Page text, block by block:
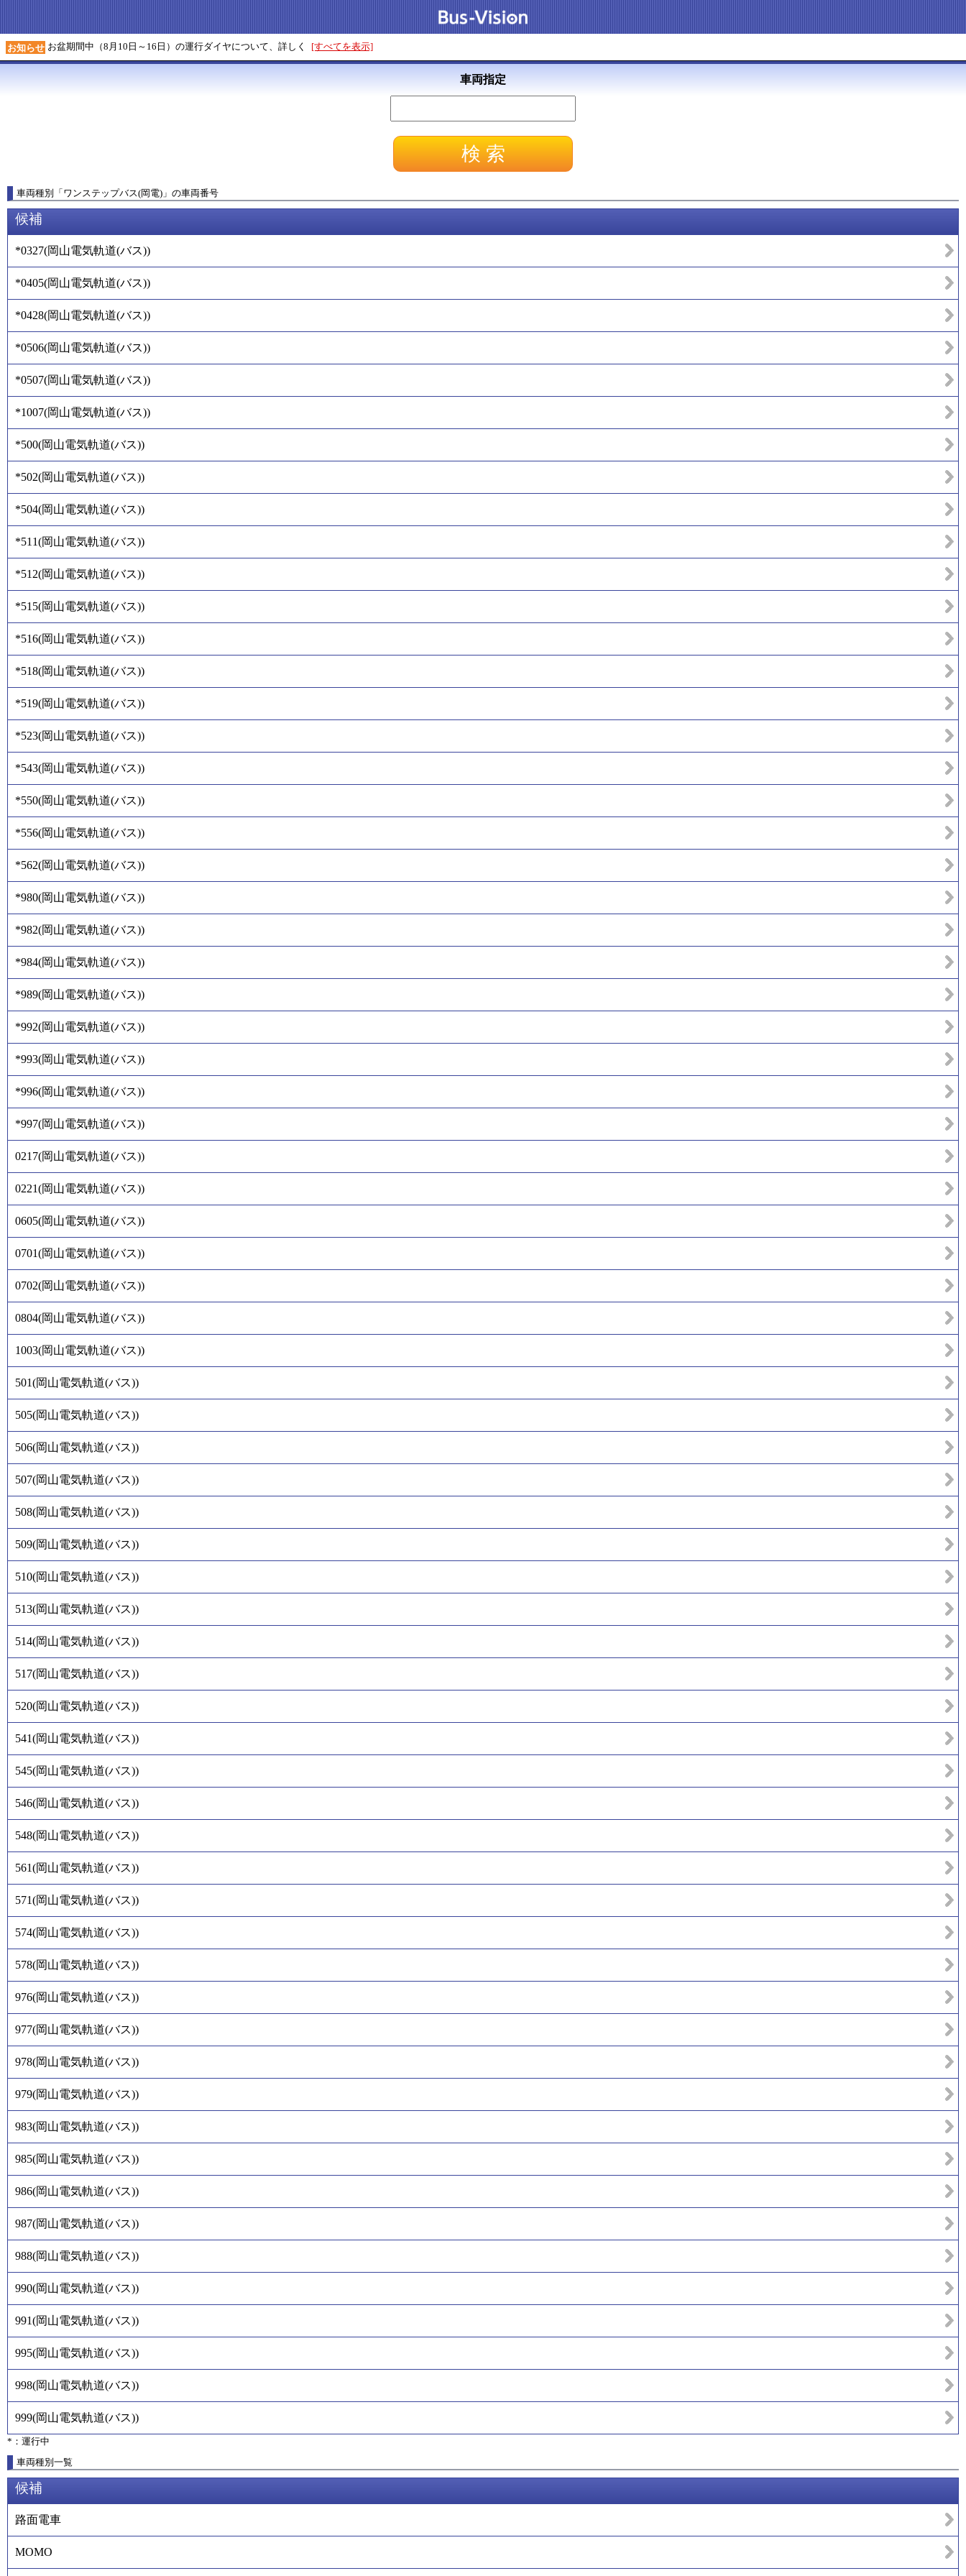
お知らせ お盆期間中（8月10日～16日）の運行ダイヤについて、詳しく [すべてを表示]
車両指定
車両種別 「ワンステップバス(岡電) 」 の車両番号
候補
*0327(岡山電気軌道(バス))
*0405(岡山電気軌道(バス))
*0428(岡山電気軌道(バス))
*0506(岡山電気軌道(バス))
*0507(岡山電気軌道(バス))
*1007(岡山電気軌道(バス))
*500(岡山電気軌道(バス))
*502(岡山電気軌道(バス))
*504(岡山電気軌道(バス))
*511(岡山電気軌道(バス))
*512(岡山電気軌道(バス))
*515(岡山電気軌道(バス))
*516(岡山電気軌道(バス))
*518(岡山電気軌道(バス))
*519(岡山電気軌道(バス))
*523(岡山電気軌道(バス))
*543(岡山電気軌道(バス))
*550(岡山電気軌道(バス))
*556(岡山電気軌道(バス))
*562(岡山電気軌道(バス))
*980(岡山電気軌道(バス))
*982(岡山電気軌道(バス))
*984(岡山電気軌道(バス))
*989(岡山電気軌道(バス))
*992(岡山電気軌道(バス))
*993(岡山電気軌道(バス))
*996(岡山電気軌道(バス))
*997(岡山電気軌道(バス))
0217(岡山電気軌道(バス))
0221(岡山電気軌道(バス))
0605(岡山電気軌道(バス))
0701(岡山電気軌道(バス))
0702(岡山電気軌道(バス))
0804(岡山電気軌道(バス))
1003(岡山電気軌道(バス))
501(岡山電気軌道(バス))
505(岡山電気軌道(バス))
506(岡山電気軌道(バス))
507(岡山電気軌道(バス))
508(岡山電気軌道(バス))
509(岡山電気軌道(バス))
510(岡山電気軌道(バス))
513(岡山電気軌道(バス))
514(岡山電気軌道(バス))
517(岡山電気軌道(バス))
520(岡山電気軌道(バス))
541(岡山電気軌道(バス))
545(岡山電気軌道(バス))
546(岡山電気軌道(バス))
548(岡山電気軌道(バス))
561(岡山電気軌道(バス))
571(岡山電気軌道(バス))
574(岡山電気軌道(バス))
578(岡山電気軌道(バス))
976(岡山電気軌道(バス))
977(岡山電気軌道(バス))
978(岡山電気軌道(バス))
979(岡山電気軌道(バス))
983(岡山電気軌道(バス))
985(岡山電気軌道(バス))
986(岡山電気軌道(バス))
987(岡山電気軌道(バス))
988(岡山電気軌道(バス))
990(岡山電気軌道(バス))
991(岡山電気軌道(バス))
995(岡山電気軌道(バス))
998(岡山電気軌道(バス))
999(岡山電気軌道(バス))
*：運行中
車両種別一覧
候補
路面電車
MOMO